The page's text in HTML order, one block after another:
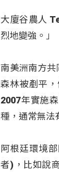
大廈谷農人
烈地變強。」
南美洲南方共
森林被剷平
2007年實施
種，通常無法
阿根廷環境
者)，比如說